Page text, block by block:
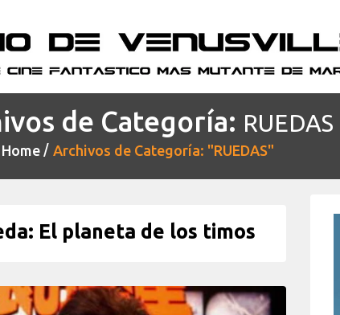
de Categoría: RUEDAS
Home Archivos de Categoría: "RUEDAS"
El planeta de los timos